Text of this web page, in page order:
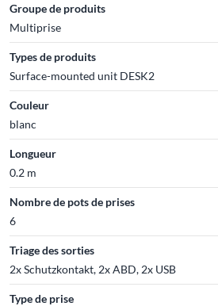
Groupe de produits
Multiprise
Types de produits
Surface-mounted unit DESK2
Couleur
blanc
Longueur
0.2 m
Nombre de pots de prises
6
Triage des sorties
2x Schutzkontakt, 2x ABD, 2x USB
Type de prise